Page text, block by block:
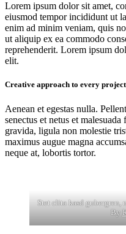
Lorem ipsum dolor sit amet,
eiusmod tempor incididunt ut
enim ad minim veniam, quis
ut aliquip ex ea commodo
reprehenderit. Lorem ipsum
elit.
Creative approach to every project
Aenean et egestas nulla.
senectus et netus et
gravida, ligula non molestie
maximus augue magna
neque at, lobortis tortor.
Stet clita kasd gubergren,
By